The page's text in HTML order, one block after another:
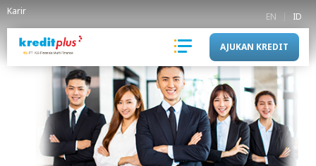
Karir EN ID
AJUKAN KREDIT